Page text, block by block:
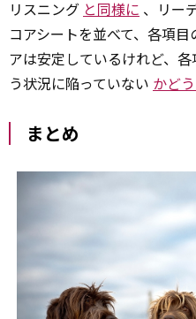
リスニング と同様に 、リー
コアシートを並べて、各項目
アは安定しているけれど、
う状況に陥っていない かど
まとめ